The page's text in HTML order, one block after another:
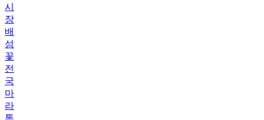
시
장
배
섬
꽃
전
국
마
라
톤